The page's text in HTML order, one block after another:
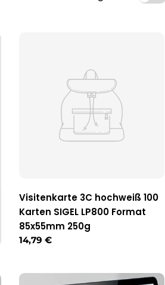
Visitenkarte 3C hochweiß 100
Karten SIGEL LP800 Format
85x55mm 250g
Regulärer
14,79 €